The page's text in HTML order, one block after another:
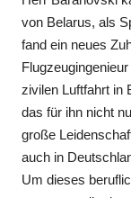
von Belarus, als
fand ein neues
zivilen Luftfahrt in
das für ihn nicht
große
auch in
Um dieses